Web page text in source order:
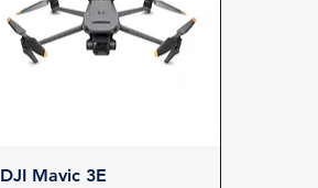
Γρήγορη προβολή
DJI Mavic 3E